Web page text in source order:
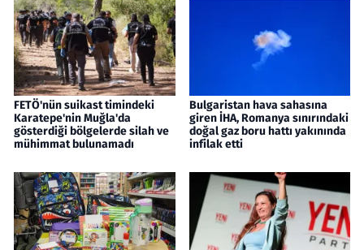
FETÖ'nün suikast timindeki
Karatepe'nin Muğla'da
gösterdiği bölgelerde silah ve
mühimmat bulunamadı
Bulgaristan hava sahasına
giren İHA, Romanya sınırındaki
doğal gaz boru hattı yakınında
infilak etti